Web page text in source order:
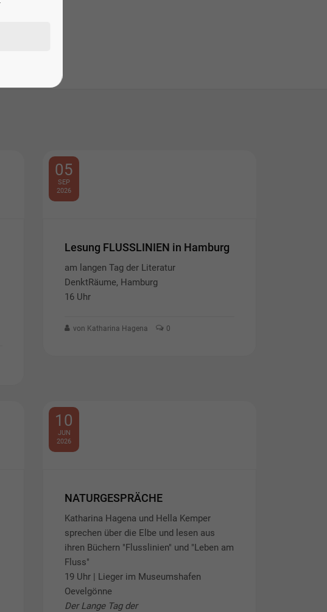
05
SEP
2026
Lesung FLUSSLINIEN in Hamburg
am langen Tag der Literatur
DenktRäume, Hamburg
16 Uhr
von Katharina Hagena 0
10
JUN
2026
NATURGESPRÄCHE
Katharina Hagena und Hella Kemper
sprechen über die Elbe und lesen aus
ihren Büchern "Flusslinien" und "Leben am
Fluss"
19 Uhr | Lieger im Museumshafen
Oevelgönne
Der Lange Tag der